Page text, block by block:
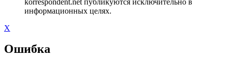
информационных целях.
X
Ошибка